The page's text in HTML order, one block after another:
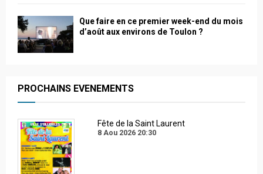
Que faire en ce premier week-end du mois
d’août aux environs de Toulon ?
PROCHAINS EVENEMENTS
Fête de la Saint Laurent
8 Aou 2026 20:30